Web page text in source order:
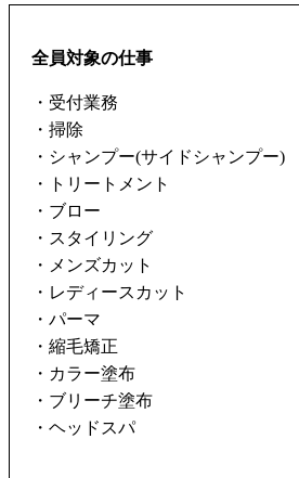
全員対象の仕事
・受付業務
・掃除
・シャンプー(サイドシャンプー)
・トリートメント
・ブロー
・スタイリング
・メンズカット
・レディースカット
・パーマ
・縮毛矯正
・カラー塗布
・ブリーチ塗布
・ヘッドスパ